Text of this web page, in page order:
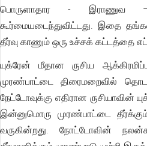
பொருளாதார - இராணுவ –
கூர்மையடைந்துவிட்டது. இதை
தீர்வு காணும் ஒரு உச்சக் கட்டத்தை
யுக்ரேன் மீதான ருசிய
முரண்பாட்டை திரைமறைவில்
நேட்டோவுக்கு எதிரான ருசியாவின்
இன்னுமொரு முரண்பாட்டை தீர்க்கும்
வருகின்றது. நோட்டோவின்